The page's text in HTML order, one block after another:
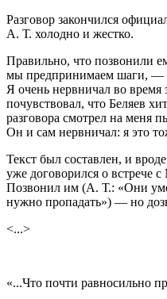
Разговор закончился
А. Т. холодно и жестко.
Правильно, что позвонили
мы предпринимаем шаги, —
Я очень нервничал во время
почувствовал, что Беляев
разговора смотрел на меня
Он и сам нервничал: я это
Текст был составлен, и
уже договорился о встрече
Позвонил им (А. Т.: «Они
нужно пропадать») — но
<...>
«...Что почти равносильно